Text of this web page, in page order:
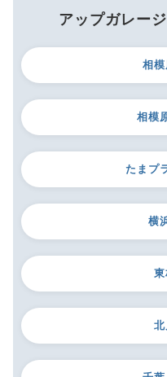
アップガレー
相
相模
たまプ
横